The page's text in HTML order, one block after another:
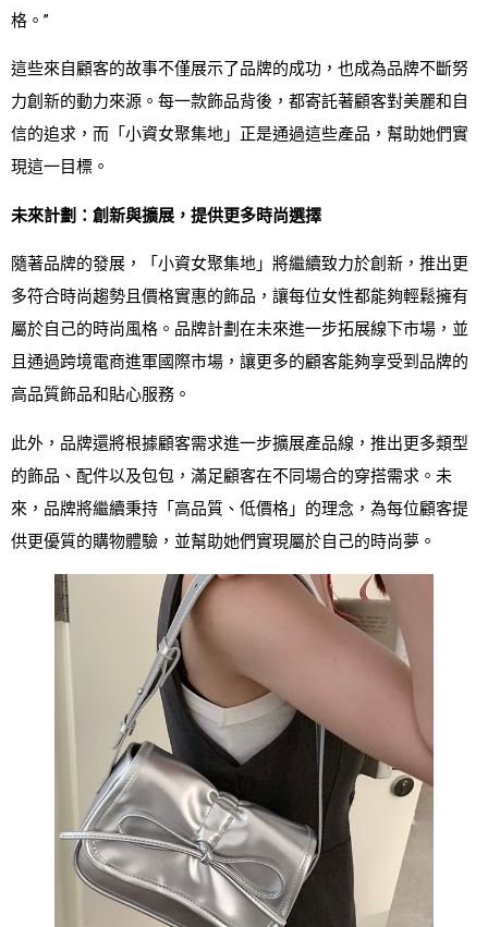
格。”
這些來自顧客的故事不僅展示了品牌的成功，也成為品牌不斷努
力創新的動力來源。每一款飾品背後，都寄託著顧客對美麗和自
信的追求，而「小資女聚集地」正是通過這些產品，幫助她們實
現這一目標。
未來計劃：創新與擴展，提供更多時尚選擇
隨著品牌的發展，「小資女聚集地」將繼續致力於創新，推出更
多符合時尚趨勢且價格實惠的飾品，讓每位女性都能夠輕鬆擁有
屬於自己的時尚風格。品牌計劃在未來進一步拓展線下市場，並
且通過跨境電商進軍國際市場，讓更多的顧客能夠享受到品牌的
高品質飾品和貼心服務。
此外，品牌還將根據顧客需求進一步擴展產品線，推出更多類型
的飾品、配件以及包包，滿足顧客在不同場合的穿搭需求。未
來，品牌將繼續秉持「高品質、低價格」的理念，為每位顧客提
供更優質的購物體驗，並幫助她們實現屬於自己的時尚夢。